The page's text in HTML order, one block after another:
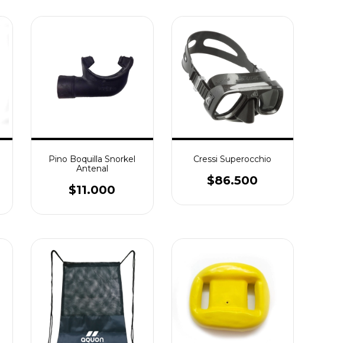
Pino Boquilla Snorkel
Antenal
$11.000
Cressi Superocchio
$86.500